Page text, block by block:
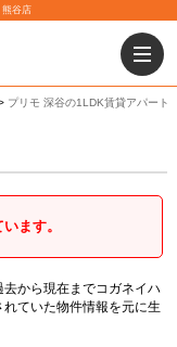
谷店
プリモ 深谷の1LDK賃貸アパート
ます。
から現在までコガネイハ
ていた物件情報を元に生